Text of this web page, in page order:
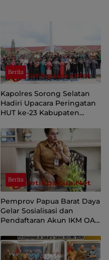
Berita
Kapolres Sorong Selatan
Hadiri Upacara Peringatan
HUT ke-23 Kabupaten
Berita
Pemprov Papua Barat Daya
Gelar Sosialisasi dan
Pendaftaran Akun IKM OAP